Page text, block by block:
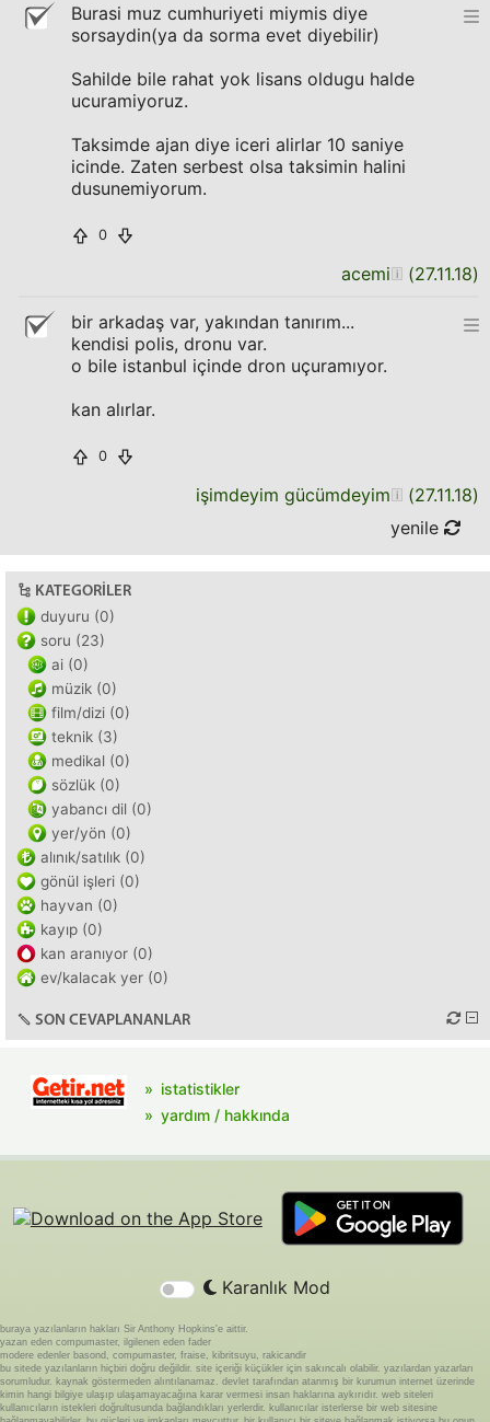
Burasi muz cumhuriyeti miymis diye
sorsaydin(ya da sorma evet diyebilir)
Sahilde bile rahat yok lisans oldugu halde
ucuramiyoruz.
Taksimde ajan diye iceri alirlar 10 saniye
icinde. Zaten serbest olsa taksimin halini
dusunemiyorum.
0
acemi (27.11.18)
bir arkadaş var, yakından tanırım...
kendisi polis, dronu var.
o bile istanbul içinde dron uçuramıyor.
kan alırlar.
0
işimdeyim gücümdeyim (27.11.18)
yenile
KATEGORILER
duyuru (0)
soru (23)
ai (0)
müzik (0)
film/dizi (0)
teknik (3)
medikal (0)
sözlük (0)
yabancı dil (0)
yer/yön (0)
alınık/satılık (0)
gönül işleri (0)
hayvan (0)
kayıp (0)
kan aranıyor (0)
ev/kalacak yer (0)
SON CEVAPLANANLAR
istatistikler
yardım / hakkında
Karanlık Mod
buraya yazılanların hakları Sir Anthony Hopkins'e aittir.
yazan eden compumaster, ilgilenen eden fader
modere edenler basond, compumaster, fraise, kibritsuyu, rakicandir
bu sitede yazılanların hiçbiri doğru değildir. site içeriği küçükler için sakıncalı olabilir. yazılardan yazarları
sorumludur. kaynak göstermeden alıntılanamaz. devlet tarafından atanmış bir kurumun internet üzerinde
kimin hangi bilgiye ulaşıp ulaşamayacağına karar vermesi insan haklarına aykırıdır. web siteleri
kullanıcıların istekleri doğrultusunda bağlandıkları yerlerdir. kullanıcılar isterlerse bir web sitesine